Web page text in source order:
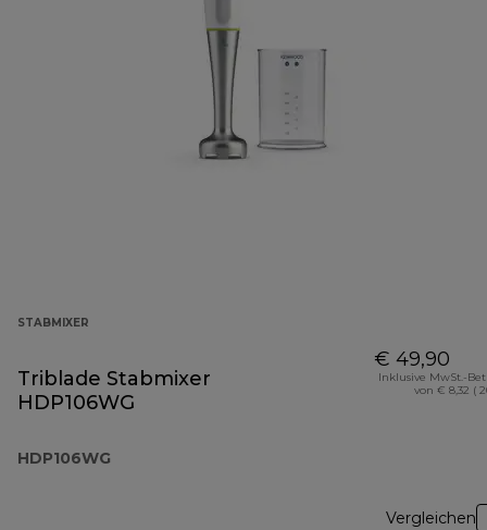
STABMIXER
Triblade Stabmixer
HDP106WG
HDP106WG
€ 49,90
Inklusive MwSt.-
von € 8,32 (
Vergleichen